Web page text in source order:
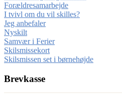
Forældresamarbejde
I tvivl om du vil skilles?
Jeg anbefaler
Nyskilt
Samvær i Ferier
Skilsmissekort
Skilsmissen set i børnehøjde
Brevkasse